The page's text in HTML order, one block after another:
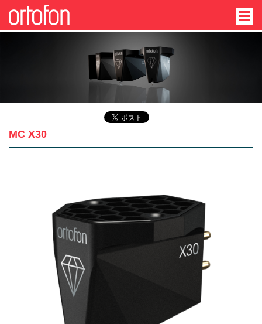
MC X30